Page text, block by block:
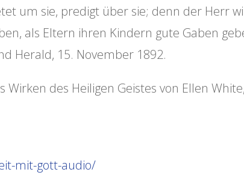
um sie, predigt über sie; denn der Herr
als Eltern ihren Kindern gute Gaben
Herald, 15. November 1892.
des Heiligen Geistes von Ellen White,
mit-gott-audio/